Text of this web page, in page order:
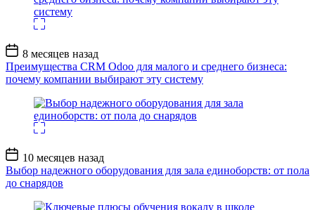
Дата
записи
8 месяцев назад
Преимущества CRM Odoo для малого и среднего бизнеса:
почему компании выбирают эту систему
Дата
записи
10 месяцев назад
Выбор надежного оборудования для зала единоборств: от пола
до снарядов